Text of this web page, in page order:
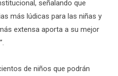
señalando que
más lúdicas para las niñas y
extensa aporta a su mejor
de niños que podrán